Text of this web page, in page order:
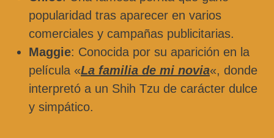
popularidad tras aparecer en varios
comerciales y campañas publicitarias.
Maggie: Conocida por su aparición en la
película «La familia de mi novia«, donde
interpretó a un Shih Tzu de carácter dulce
y simpático.